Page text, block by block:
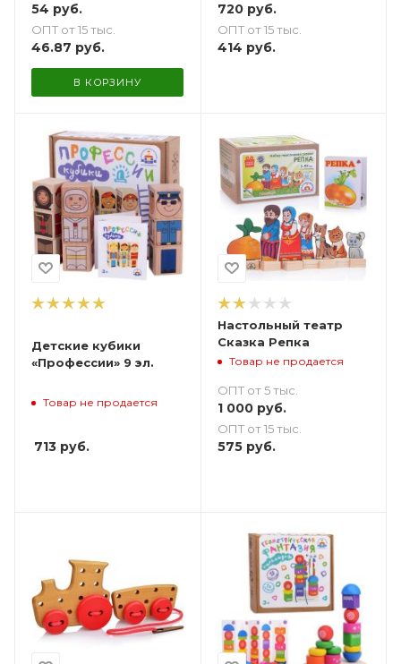
54 руб.
ОПТ от 15 тыс.
46.87 руб.
В КОРЗИНУ
720руб.
ОПТ от 15 тыс.
414 руб.
Детские кубики
«Профессии» 9 эл.
Товар не продается
713 руб.
Настольный театр
Сказка Репка
Товар не продается
ОПТ от 5 тыс.
1 000руб.
ОПТ от 15 тыс.
575руб.